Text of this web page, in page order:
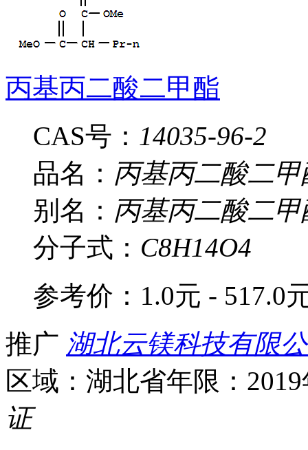
丙基丙二酸二甲酯
CAS号： 14035-96-2
品名： 丙基丙二酸二甲
别名： 丙基丙二酸二甲
分子式： C8H14O4
参考价： 1.0元 - 517.0
推广 湖北云镁科技有限
区域：湖北省年限：
证